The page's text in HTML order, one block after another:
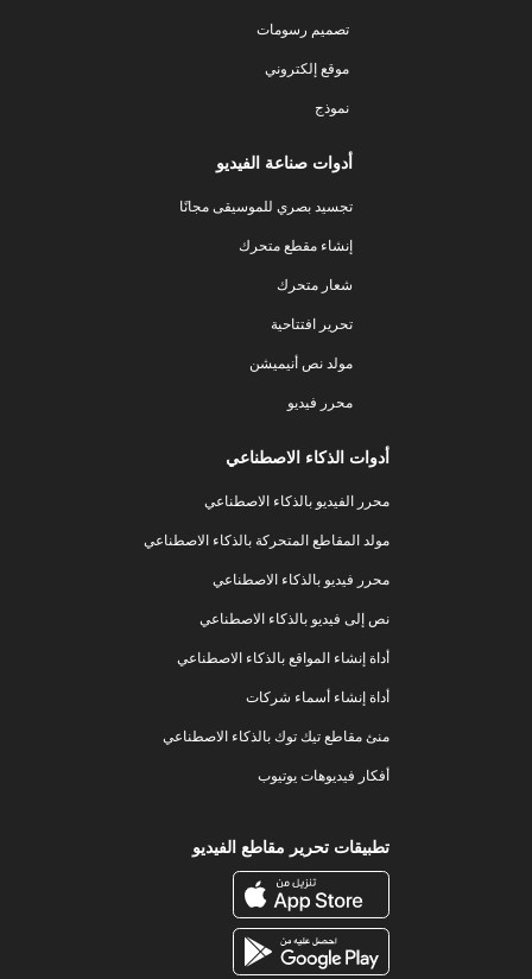
تصميم رسومات
موقع إلكتروني
نموذج
أدوات صناعة الفيديو
تجسيد بصري للموسيقى مجانًا
إنشاء مقطع متحرك
شعار متحرك
تحرير افتتاحية
مولد نص أنيميشن
محرر فيديو
أدوات الذكاء الاصطناعي
محرر الفيديو بالذكاء الاصطناعي
مولد المقاطع المتحركة بالذكاء الاصطناعي
محرر فيديو بالذكاء الاصطناعي
نص إلى فيديو بالذكاء الاصطناعي
أداة إنشاء المواقع بالذكاء الاصطناعي
أداة إنشاء أسماء شركات
منئ مقاطع تيك توك بالذكاء الاصطناعي
أفكار فيديوهات يوتيوب
تطبيقات تحرير مقاطع الفيديو